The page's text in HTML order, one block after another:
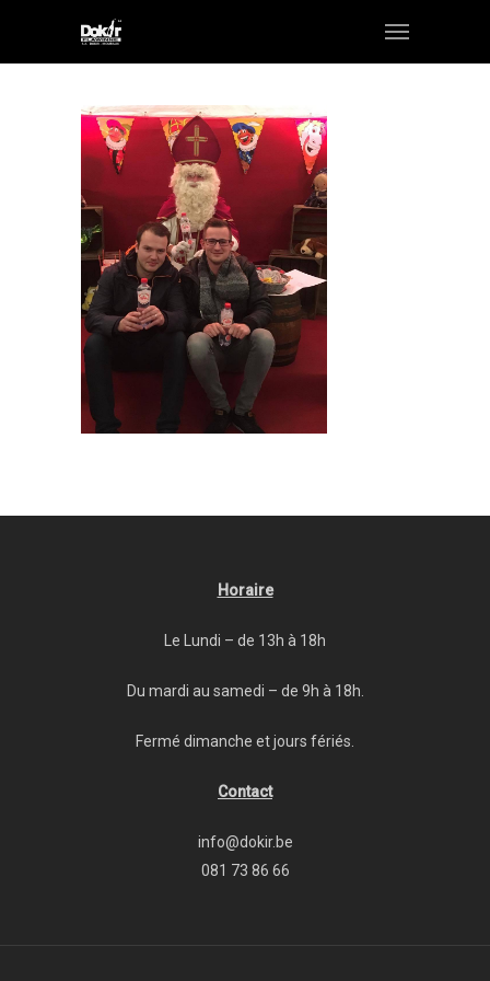
Horaire
Le Lundi – de 13h à 18h
Du mardi au samedi – de 9h à 18h.
Fermé dimanche et jours fériés.
Contact
info@dokir.be
081 73 86 66